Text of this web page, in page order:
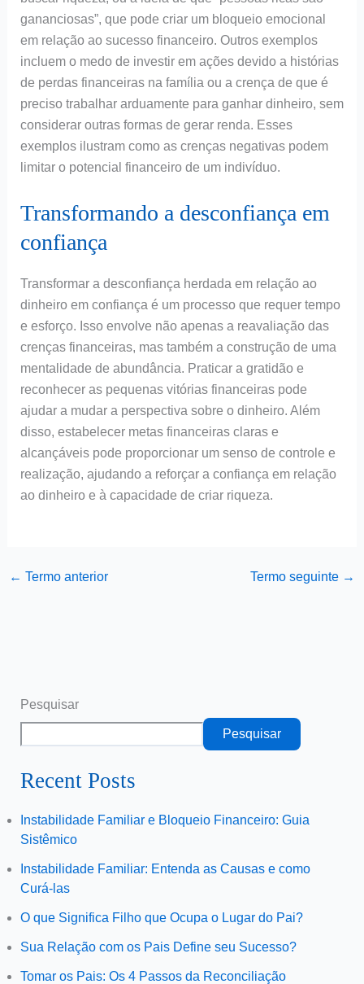
gananciosas”, que pode criar um bloqueio emocional
em relação ao sucesso financeiro. Outros exemplos
incluem o medo de investir em ações devido a histórias
de perdas financeiras na família ou a crença de que é
preciso trabalhar arduamente para ganhar dinheiro, sem
considerar outras formas de gerar renda. Esses
exemplos ilustram como as crenças negativas podem
limitar o potencial financeiro de um indivíduo.
Transformando a desconfiança em
confiança
Transformar a desconfiança herdada em relação ao
dinheiro em confiança é um processo que requer tempo
e esforço. Isso envolve não apenas a reavaliação das
crenças financeiras, mas também a construção de uma
mentalidade de abundância. Praticar a gratidão e
reconhecer as pequenas vitórias financeiras pode
ajudar a mudar a perspectiva sobre o dinheiro. Além
disso, estabelecer metas financeiras claras e
alcançáveis pode proporcionar um senso de controle e
realização, ajudando a reforçar a confiança em relação
ao dinheiro e à capacidade de criar riqueza.
← Termo anterior Termo seguinte →
Pesquisar
Pesquisar
Recent Posts
Instabilidade Familiar e Bloqueio Financeiro: Guia
Sistêmico
Instabilidade Familiar: Entenda as Causas e como
Curá-las
O que Significa Filho que Ocupa o Lugar do Pai?
Sua Relação com os Pais Define seu Sucesso?
Tomar os Pais: Os 4 Passos da Reconciliação